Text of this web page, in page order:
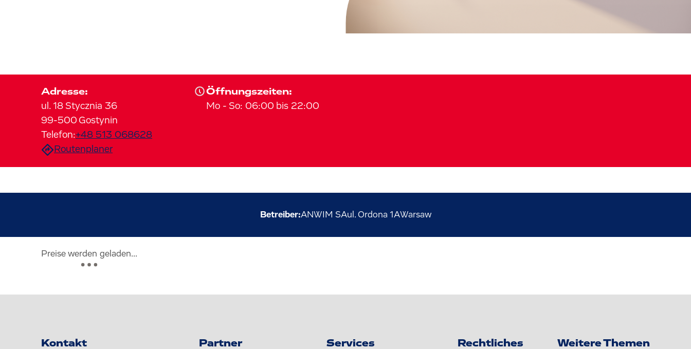
Adresse:
ul. 18 Stycznia 36
99-500 Gostynin
Telefon:+48 513 068628
Routenplaner
Öffnungszeiten:
Mo - So: 06:00 bis 22:00
Betreiber:ANWIM SAul. Ordona 1AWarsaw
Preise werden geladen...
Kontakt Partner Services Rechtliches Weitere Themen